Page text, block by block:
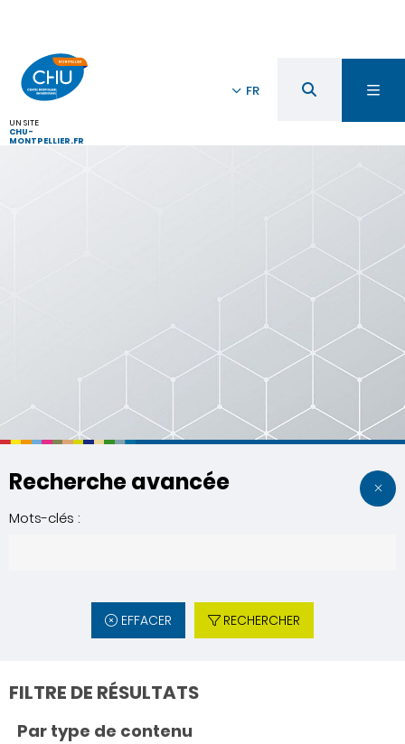
UN SITE
CHU-
MONTPELLIER.FR
FR
Recherche avancée
Mots-clés :
EFFACER RECHERCHER
FILTRE DE RÉSULTATS
Par type de contenu